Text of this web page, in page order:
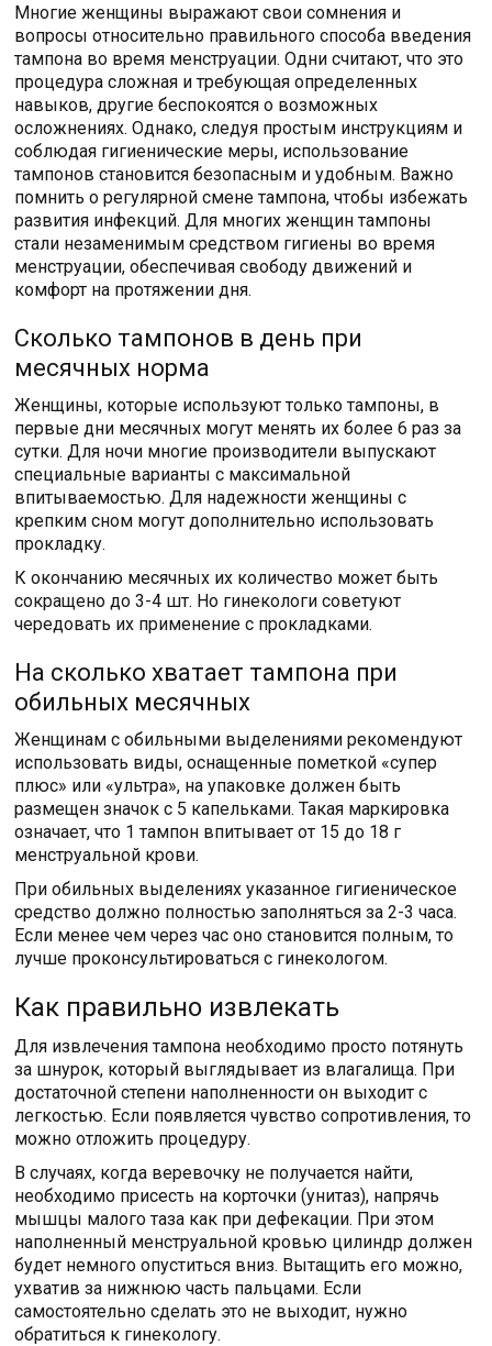
Многие женщины выражают свои сомнения и
вопросы относительно правильного способа введения
тампона во время менструации. Одни считают, что это
процедура сложная и требующая определенных
навыков, другие беспокоятся о возможных
осложнениях. Однако, следуя простым инструкциям и
соблюдая гигиенические меры, использование
тампонов становится безопасным и удобным. Важно
помнить о регулярной смене тампона, чтобы избежать
развития инфекций. Для многих женщин тампоны
стали незаменимым средством гигиены во время
менструации, обеспечивая свободу движений и
комфорт на протяжении дня.
Сколько тампонов в день при
месячных норма
Женщины, которые используют только тампоны, в
первые дни месячных могут менять их более 6 раз за
сутки. Для ночи многие производители выпускают
специальные варианты с максимальной
впитываемостью. Для надежности женщины с
крепким сном могут дополнительно использовать
прокладку.
К окончанию месячных их количество может быть
сокращено до 3-4 шт. Но гинекологи советуют
чередовать их применение с прокладками.
На сколько хватает тампона при
обильных месячных
Женщинам с обильными выделениями рекомендуют
использовать виды, оснащенные пометкой «супер
плюс» или «ультра», на упаковке должен быть
размещен значок с 5 капельками. Такая маркировка
означает, что 1 тампон впитывает от 15 до 18 г
менструальной крови.
При обильных выделениях указанное гигиеническое
средство должно полностью заполняться за 2-3 часа.
Если менее чем через час оно становится полным, то
лучше проконсультироваться с гинекологом.
Как правильно извлекать
Для извлечения тампона необходимо просто потянуть
за шнурок, который выглядывает из влагалища. При
достаточной степени наполненности он выходит с
легкостью. Если появляется чувство сопротивления, то
можно отложить процедуру.
В случаях, когда веревочку не получается найти,
необходимо присесть на корточки (унитаз), напрячь
мышцы малого таза как при дефекации. При этом
наполненный менструальной кровью цилиндр должен
будет немного опуститься вниз. Вытащить его можно,
ухватив за нижнюю часть пальцами. Если
самостоятельно сделать это не выходит, нужно
обратиться к гинекологу.